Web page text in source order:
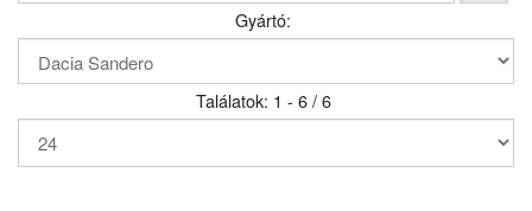
Gyártó:
Találatok: 1 - 6 / 6